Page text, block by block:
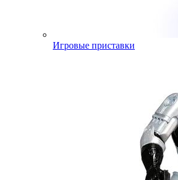
Игровые приставки